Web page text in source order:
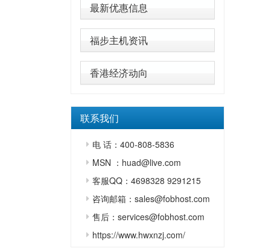
最新优惠信息
福步主机资讯
香港经济动向
联系我们
电 话：400-808-5836
MSN ：huad@live.com
客服QQ：4698328 9291215
咨询邮箱：sales@fobhost.com
售后：services@fobhost.com
https://www.hwxnzj.com/